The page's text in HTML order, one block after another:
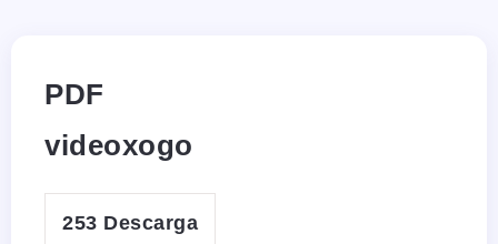
PDF
videoxogo
253 Descarga